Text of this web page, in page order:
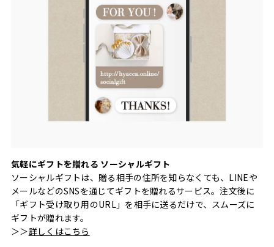
気軽にギフトを贈れる ソーシャルギフト
ソーシャルギフトは、贈る相手の住所を知らなくても、LINEや
メールなどのSNSを通じてギフトを贈れるサービス。注文後に
「ギフト受け取り用のURL」を相手に送るだけで、スムーズに
ギフトが贈れます。
＞＞詳しくはこちら